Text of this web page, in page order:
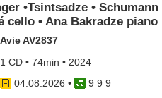
•Tsintsadze •
cello • Ana Bakradze piano
Avie AV2837
1 CD • 74min • 2024
04.08.2026 •
9 9 9